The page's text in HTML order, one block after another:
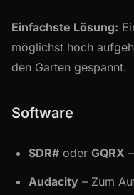
Einfachste Lösung:
möglichst hoch
den Garten gespannt.
Software
SDR# oder GQRX
Audacity – Zum